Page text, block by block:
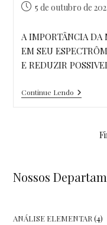
Post5 de outubro de
A IMPORTÂNCIA DA
EM SEU
E REDUZIR
Continue Lendo
Preventiva
Nossos
ANÁLISE ELEMENTAR 44